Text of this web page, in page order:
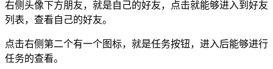
右侧头像下方朋友，就是自己的好友，点击就能够进入到好友
列表，查看自己的好友。
点击右侧第二个有一个图标，就是任务按钮，进入后能够进行
任务的查看。